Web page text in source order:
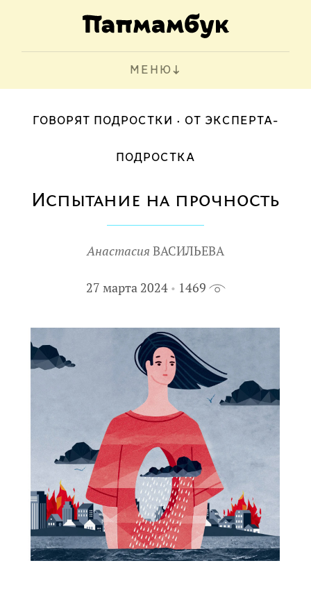
МЕНЮ
ГОВОРЯТ ПОДРОСТКИ ОТ ЭКСПЕРТА-
ПОДРОСТКА
Испытание на прочность
Анастасия ВАСИЛЬЕВА
27 марта 2024 1469